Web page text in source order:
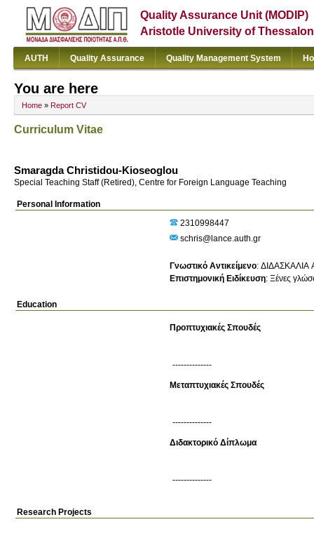
Quality Assurance Unit (MODIP)
Aristotle University of
AUTH Quality Assurance Quality Management System
You are here
Home » Report CV
Curriculum Vitae
Smaragda Christidou-Kioseoglou
Special Teaching Staff (Retired), Centre for Foreign Language Teaching
Personal Information
2310998447
schris@lance.auth.gr
Γνωστικό Αντικείμενο: ΔΙΔΑΣΚΑΛΙΑ
Επιστημονική Ειδίκευση: Ξένες
Education
Προπτυχιακές Σπουδές
--------------
Μεταπτυχιακές Σπουδές
--------------
Διδακτορικό Δίπλωμα
--------------
Research Projects